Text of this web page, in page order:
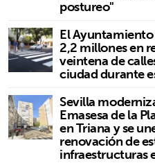
postureo"
El
2,2 millones en
veintena de
ciudad durante
Sevilla
Emasesa de la
en Triana y se
renovación de
infraestructuras